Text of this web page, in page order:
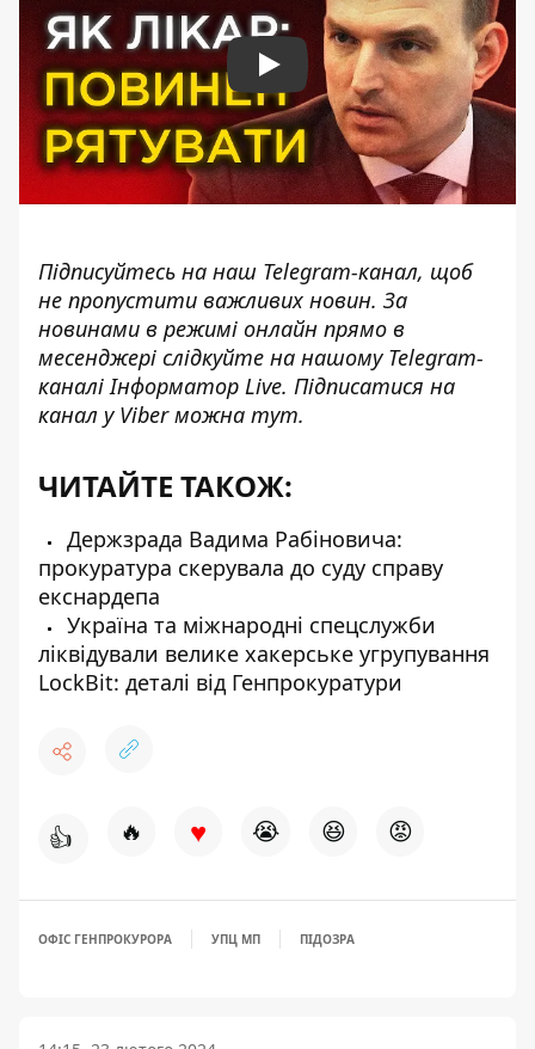
Play
Підписуйтесь на наш Telegram-канал, щоб
не пропустити важливих новин. За
новинами в режимі онлайн прямо в
месенджері слідкуйте на нашому Telegram-
каналіІнформатор Live. Підписатися на
канал у Viber можна тут.
ЧИТАЙТЕ ТАКОЖ:
Держзрада Вадима Рабіновича:
прокуратура скерувала до суду справу
екснардепа
Україна та міжнародні спецслужби
ліквідували велике хакерське угрупування
LockBit: деталі від Генпрокуратури
👍 🔥 ♥ 😭 😆 😡
ОФІС ГЕНПРОКУРОРА УПЦ МП ПІДОЗРА